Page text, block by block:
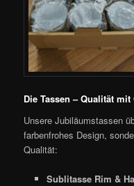
Die Tassen – Qualität
Unsere Jubiläumstassen
farbenfrohes Design,
Qualität:
Sublitasse Rim &